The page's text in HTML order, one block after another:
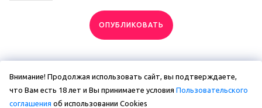
ОПУБЛИКОВАТЬ
Внимание! Продолжая использовать сайт, вы подтверждаете,
что Вам есть 18 лет и Вы принимаете условия Пользовательского
соглашения об использовании Сookies